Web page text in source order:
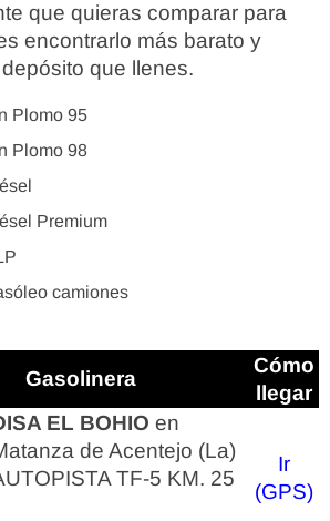
que quieras comparar para
encontrarlo más barato y
que llenes.
Plomo 95
Plomo 98
Premium
camiones
Gasolinera
Cómo
llegar
EL BOHIO en
de Acentejo (La)
TF-5 KM. 25
Ir
(GPS)